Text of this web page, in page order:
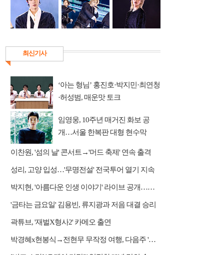
최신기사
‘아는 형님’ 홍진호·박지민·최연청
·허성범, 매운맛 토크
임영웅, 10주년 매거진 화보 공
개…서울 한복판 대형 현수막
이찬원, '섬의 날' 콘서트→'머드 축제' 연속 출격
성리, 고양 입성…'무명전설' 전국투어 열기 지속
박지현, '아름다운 인생 이야기' 라이브 공개…감성 보컬 전달
'금타는 금요일' 김용빈, 류지광과 저음 대결 승리
곽튜브, '재벌X형사2' 카메오 출연
박경혜x현봉식→전현무 무작정 여행, 다음주 '나 혼자 산다' 예고